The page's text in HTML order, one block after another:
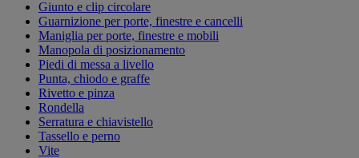
Giunto e clip circolare
Guarnizione per porte, finestre e cancelli
Maniglia per porte, finestre e mobili
Manopola di posizionamento
Piedi di messa a livello
Punta, chiodo e graffe
Rivetto e pinza
Rondella
Serratura e chiavistello
Tassello e perno
Vite